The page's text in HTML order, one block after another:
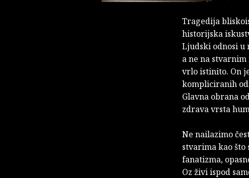
Tragedija
historijska
Ljudski odnosi u
a ne na
vrlo istinito. On
kompliciranih
Glavna obrana
zdrava vrsta
Ne nailazimo
stvarima kao
fanatizma,
Oz živi ispod